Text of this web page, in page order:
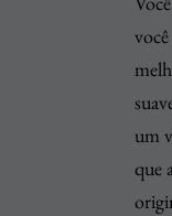
um
que